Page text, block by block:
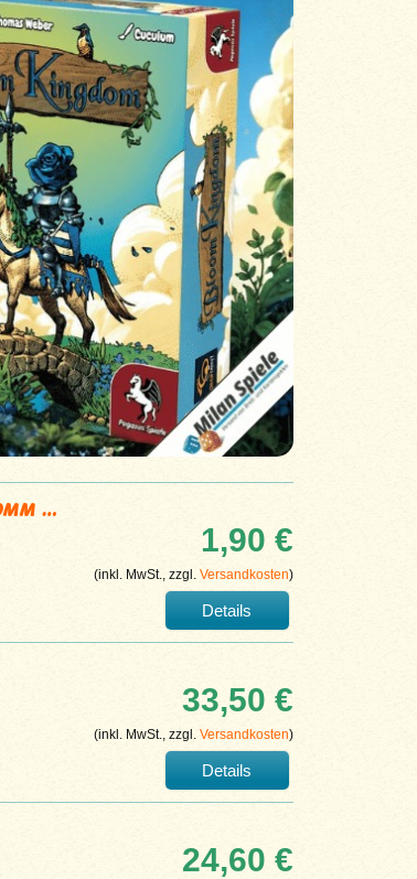
…
1,90 €
(inkl. MwSt., zzgl. Versandkosten)
Details
33,50 €
(inkl. MwSt., zzgl. Versandkosten)
Details
24,60 €